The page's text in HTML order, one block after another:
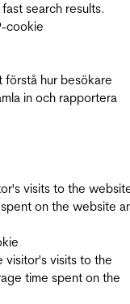
search results.
cookie
förstå hur besökare
in och rapportera
visits to the
on the website
visitor's visits to the
time spent on the